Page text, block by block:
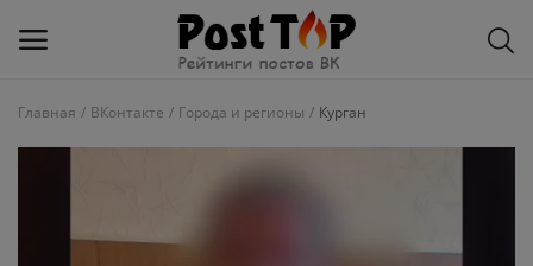
Главная ВКонтакте Города и регионы Курган